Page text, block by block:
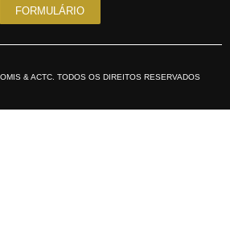
FORMULÁRIO
& ACTC. TODOS OS DIREITOS RESERVADOS